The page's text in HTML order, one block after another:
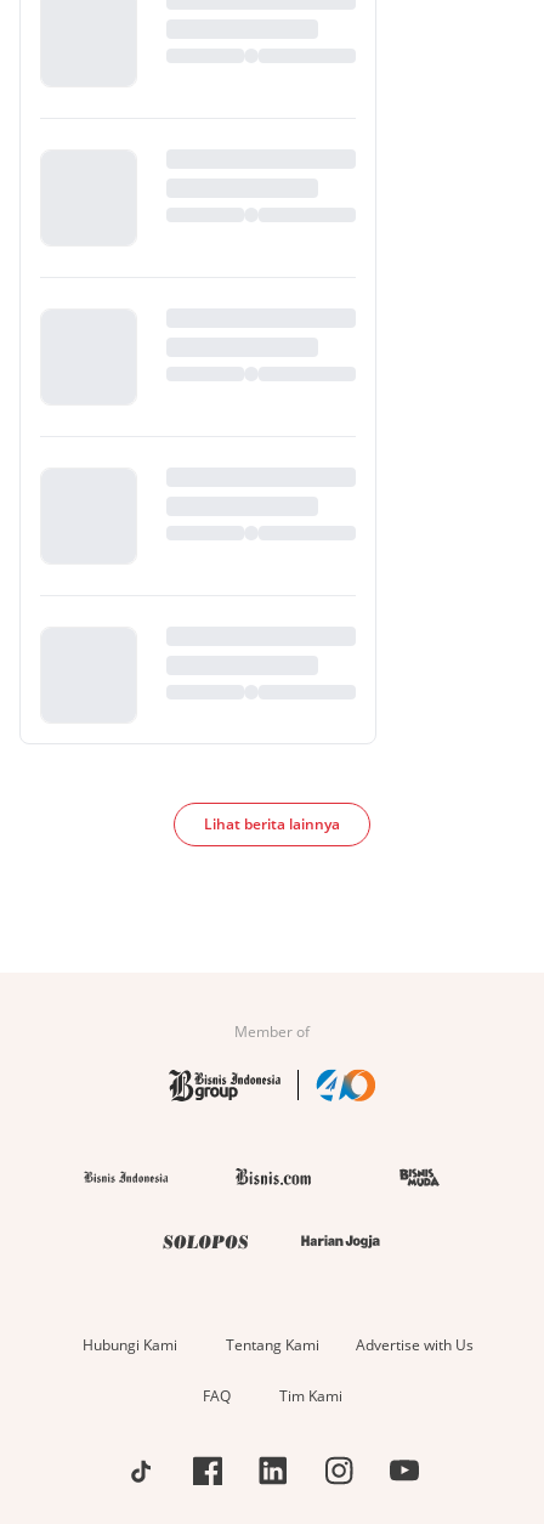
Lihat berita lainnya
Member of
Hubungi Kami Tentang Kami Advertise with Us
FAQ Tim Kami